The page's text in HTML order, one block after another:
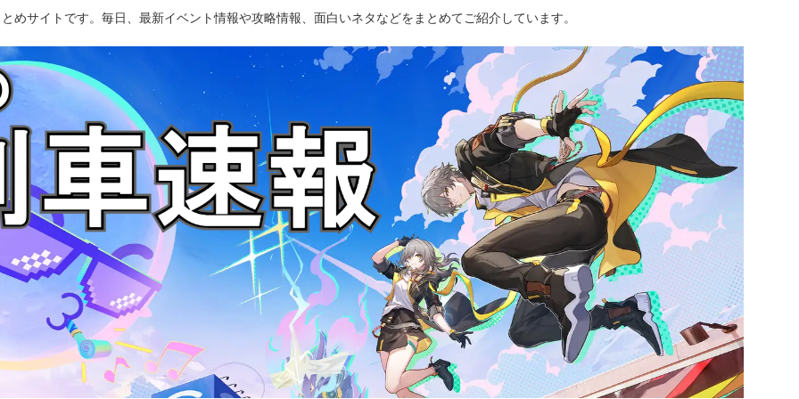
めサイトです。毎日、最新イベント情報や攻略情報、面白いネタなどをまとめてご紹介しています。